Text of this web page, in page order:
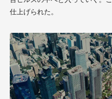
仕上げられた。